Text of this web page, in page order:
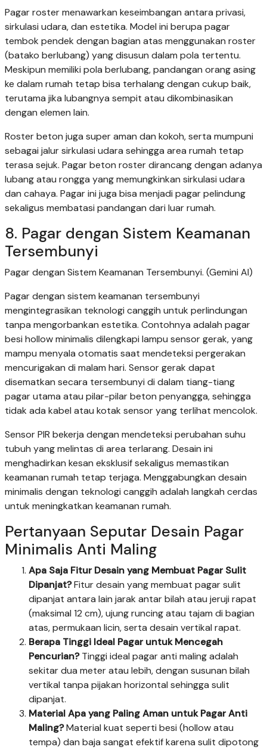
Pagar roster menawarkan keseimbangan antara privasi,
sirkulasi udara, dan estetika. Model ini berupa pagar
tembok pendek dengan bagian atas menggunakan roster
(batako berlubang) yang disusun dalam pola tertentu.
Meskipun memiliki pola berlubang, pandangan orang asing
ke dalam rumah tetap bisa terhalang dengan cukup baik,
terutama jika lubangnya sempit atau dikombinasikan
dengan elemen lain.
Roster beton juga super aman dan kokoh, serta mumpuni
sebagai jalur sirkulasi udara sehingga area rumah tetap
terasa sejuk. Pagar beton roster dirancang dengan adanya
lubang atau rongga yang memungkinkan sirkulasi udara
dan cahaya. Pagar ini juga bisa menjadi pagar pelindung
sekaligus membatasi pandangan dari luar rumah.
8. Pagar dengan Sistem Keamanan
Tersembunyi
Pagar dengan Sistem Keamanan Tersembunyi. (Gemini AI)
Pagar dengan sistem keamanan tersembunyi
mengintegrasikan teknologi canggih untuk perlindungan
tanpa mengorbankan estetika. Contohnya adalah pagar
besi hollow minimalis dilengkapi lampu sensor gerak, yang
mampu menyala otomatis saat mendeteksi pergerakan
mencurigakan di malam hari. Sensor gerak dapat
disematkan secara tersembunyi di dalam tiang-tiang
pagar utama atau pilar-pilar beton penyangga, sehingga
tidak ada kabel atau kotak sensor yang terlihat mencolok.
Sensor PIR bekerja dengan mendeteksi perubahan suhu
tubuh yang melintas di area terlarang. Desain ini
menghadirkan kesan eksklusif sekaligus memastikan
keamanan rumah tetap terjaga. Menggabungkan desain
minimalis dengan teknologi canggih adalah langkah cerdas
untuk meningkatkan keamanan rumah.
Pertanyaan Seputar Desain Pagar
Minimalis Anti Maling
Apa Saja Fitur Desain yang Membuat Pagar Sulit
Dipanjat?Fitur desain yang membuat pagar sulit
dipanjat antara lain jarak antar bilah atau jeruji rapat
(maksimal 12 cm), ujung runcing atau tajam di bagian
atas, permukaan licin, serta desain vertikal rapat.
Berapa Tinggi Ideal Pagar untuk Mencegah
Pencurian?Tinggi ideal pagar anti maling adalah
sekitar dua meter atau lebih, dengan susunan bilah
vertikal tanpa pijakan horizontal sehingga sulit
dipanjat.
Material Apa yang Paling Aman untuk Pagar Anti
Maling?Material kuat seperti besi (hollow atau
tempa) dan baja sangat efektif karena sulit dipotong